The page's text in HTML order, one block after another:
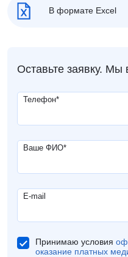
В формате Excel
Оставьте заявку. Мы
Телефон*
Ваше ФИО*
E-mail
Принимаю условия
оказание платных